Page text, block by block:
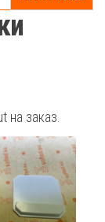
на заказ.